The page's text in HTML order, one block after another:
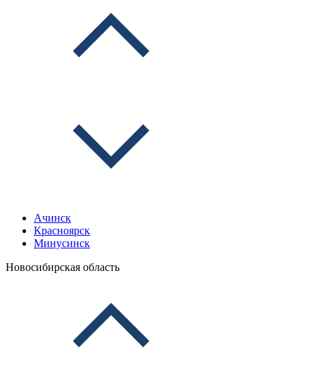
Ачинск
Красноярск
Минусинск
Новосибирская область